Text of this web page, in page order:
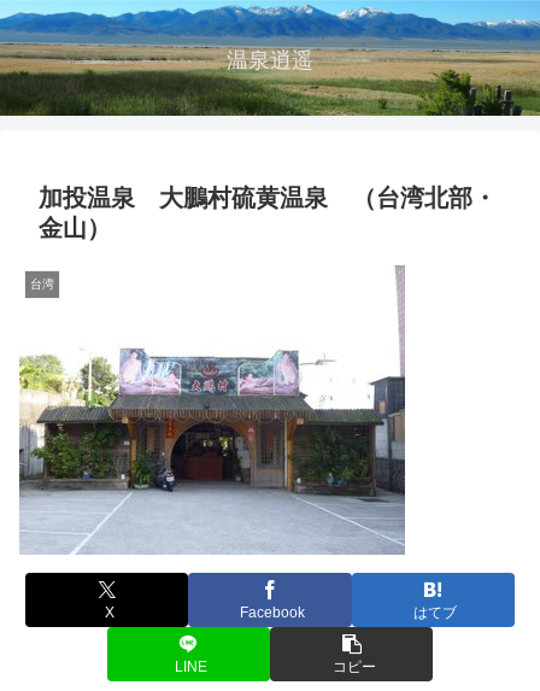
温泉逍遥
加投温泉 大鵬村硫黄温泉 （台湾北部・
金山）
台湾
X Facebook はてブ
LINE コピー